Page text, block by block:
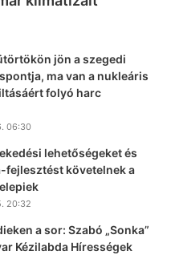
jön a szegedi
ma van a nukleáris
folyó harc
06:30
lehetőségeket és
követelnek a
20:32
a sor: Szabó „Sonka”
Kézilabda Hírességek